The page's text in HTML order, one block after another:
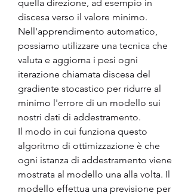
quella direzione, ad esempio in
discesa verso il valore minimo.
Nell'apprendimento automatico,
possiamo utilizzare una tecnica che
valuta e aggiorna i pesi ogni
iterazione chiamata discesa del
gradiente stocastico per ridurre al
minimo l'errore di un modello sui
nostri dati di addestramento.
Il modo in cui funziona questo
algoritmo di ottimizzazione è che
ogni istanza di addestramento viene
mostrata al modello una alla volta. Il
modello effettua una previsione per